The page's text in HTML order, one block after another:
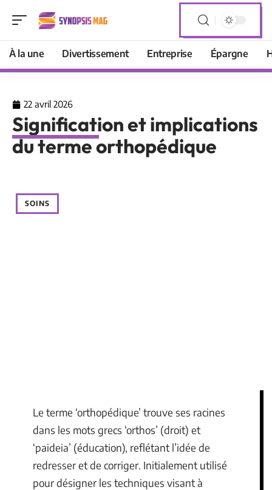
À la une Divertissement Entreprise Épargne
22 avril 2026
Signification et implications
du terme orthopédique
SOINS
Le terme ‘orthopédique’ trouve ses racines
dans les mots grecs ‘orthos’ (droit) et
‘paideia’ (éducation), reflétant l’idée de
redresser et de corriger. Initialement utilisé
pour désigner les techniques visant à